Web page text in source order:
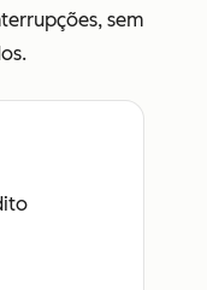
sem